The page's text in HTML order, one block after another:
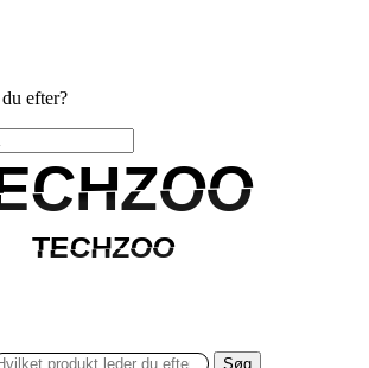
efter?
TECHZOO
TECHZOO
Søg